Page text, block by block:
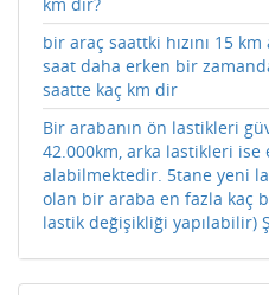
bir araç saattki hızını 15
saat daha erken bir
saatte kaç km dir
Bir arabanın ön lastikleri
42.000km, arka lastikleri ise
alabilmektedir. 5tane yeni
olan bir araba en fazla kaç
lastik değişikliği yapılabilir)